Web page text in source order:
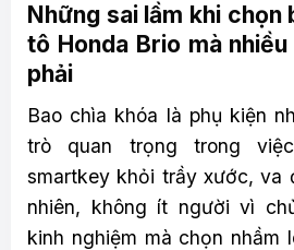
Những sai lầm khi chọn
tô Honda Brio mà
phải
Bao chìa khóa là phụ kiện
trò quan trọng trong
smartkey khỏi trầy xước, va
nhiên, không ít người vì
kinh nghiệm mà chọn nhầm